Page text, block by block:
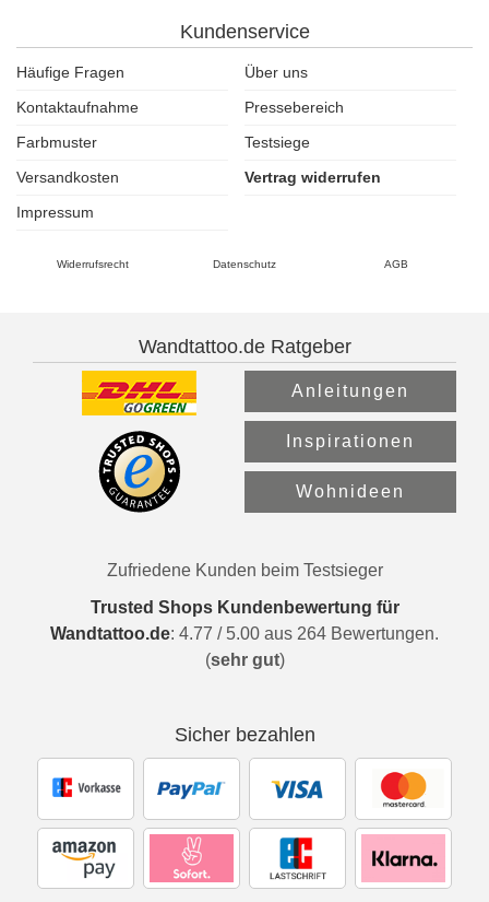
Kundenservice
Häufige Fragen
Über uns
Kontaktaufnahme
Pressebereich
Farbmuster
Testsiege
Versandkosten
Vertrag widerrufen
Impressum
Widerrufsrecht Datenschutz AGB
Wandtattoo.de Ratgeber
Anleitungen
Inspirationen
Wohnideen
Zufriedene Kunden beim Testsieger
Trusted Shops Kundenbewertung für
Wandtattoo.de: 4.77 / 5.00 aus 264 Bewertungen.
(sehr gut)
Sicher bezahlen